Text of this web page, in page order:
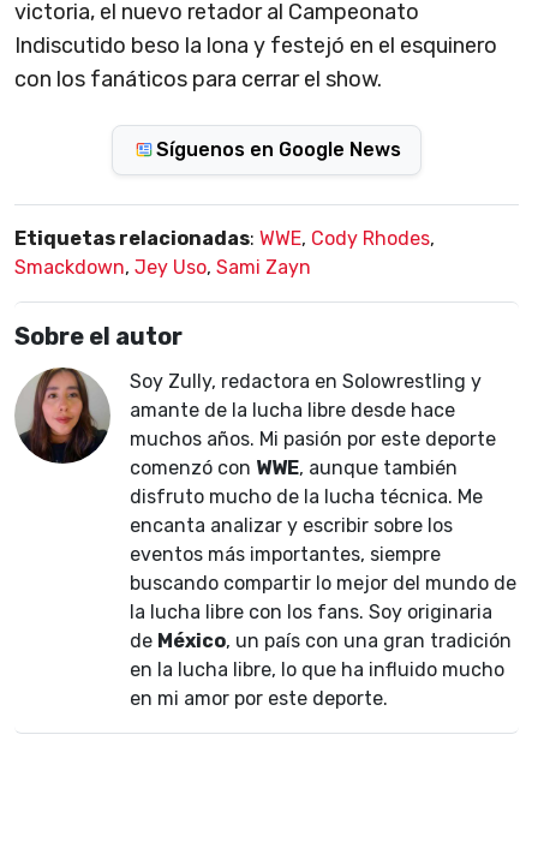
victoria, el nuevo retador al Campeonato
Indiscutido beso la lona y festejó en el esquinero
con los fanáticos para cerrar el show.
Síguenos en Google News
Etiquetas relacionadas: WWE, Cody Rhodes,
Smackdown, Jey Uso, Sami Zayn
Sobre el autor
Soy Zully, redactora en Solowrestling y
amante de la lucha libre desde hace
muchos años. Mi pasión por este deporte
comenzó con WWE, aunque también
disfruto mucho de la lucha técnica. Me
encanta analizar y escribir sobre los
eventos más importantes, siempre
buscando compartir lo mejor del mundo de
la lucha libre con los fans. Soy originaria
de México, un país con una gran tradición
en la lucha libre, lo que ha influido mucho
en mi amor por este deporte.